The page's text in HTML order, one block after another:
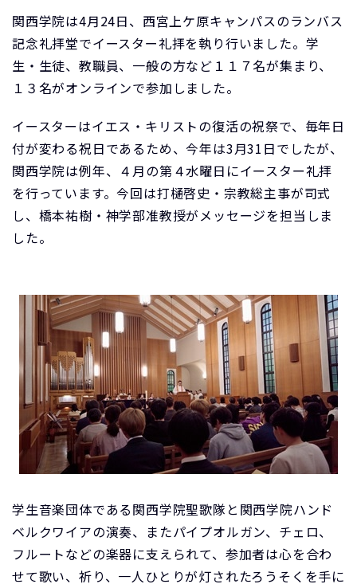
関西学院は4月24日、西宮上ケ原キャンパスのランバス
記念礼拝堂でイースター礼拝を執り行いました。学
生・生徒、教職員、一般の方など１１７名が集まり、
１３名がオンラインで参加しました。
イースターはイエス・キリストの復活の祝祭で、毎年日
付が変わる祝日であるため、今年は3月31日でしたが、
関西学院は例年、４月の第４水曜日にイースター礼拝
を行っています。今回は打樋啓史・宗教総主事が司式
し、橋本祐樹・神学部准教授がメッセージを担当しま
した。
学生音楽団体である関西学院聖歌隊と関西学院ハンド
ベルクワイアの演奏、またパイプオルガン、チェロ、
フルートなどの楽器に支えられて、参加者は心を合わ
せて歌い、祈り、一人ひとりが灯されたろうそくを手に